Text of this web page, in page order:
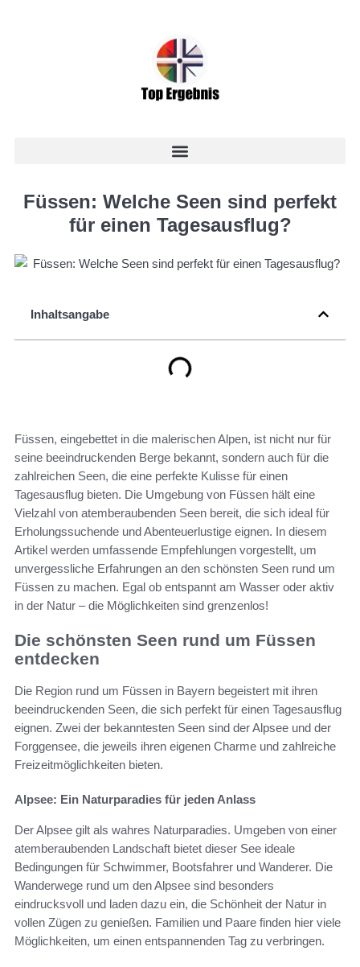
Füssen: Welche Seen sind perfekt
für einen Tagesausflug?
Inhaltsangabe
Füssen, eingebettet in die malerischen Alpen, ist nicht nur für
seine beeindruckenden Berge bekannt, sondern auch für die
zahlreichen Seen, die eine perfekte Kulisse für einen
Tagesausflug bieten. Die Umgebung von Füssen hält eine
Vielzahl von atemberaubenden Seen bereit, die sich ideal für
Erholungssuchende und Abenteuerlustige eignen. In diesem
Artikel werden umfassende Empfehlungen vorgestellt, um
unvergessliche Erfahrungen an den schönsten Seen rund um
Füssen zu machen. Egal ob entspannt am Wasser oder aktiv
in der Natur – die Möglichkeiten sind grenzenlos!
Die schönsten Seen rund um Füssen
entdecken
Die Region rund um Füssen in Bayern begeistert mit ihren
beeindruckenden Seen, die sich perfekt für einen Tagesausflug
eignen. Zwei der bekanntesten Seen sind der Alpsee und der
Forggensee, die jeweils ihren eigenen Charme und zahlreiche
Freizeitmöglichkeiten bieten.
Alpsee: Ein Naturparadies für jeden Anlass
Der Alpsee gilt als wahres Naturparadies. Umgeben von einer
atemberaubenden Landschaft bietet dieser See ideale
Bedingungen für Schwimmer, Bootsfahrer und Wanderer. Die
Wanderwege rund um den Alpsee sind besonders
eindrucksvoll und laden dazu ein, die Schönheit der Natur in
vollen Zügen zu genießen. Familien und Paare finden hier viele
Möglichkeiten, um einen entspannenden Tag zu verbringen.